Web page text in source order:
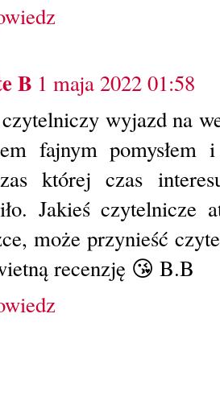
B 1 maja 2022 01:58
wyjazd na
fajnym pomysłem
której czas
Jakieś czytelnicze
może przynieść
recenzję 😘 B.B